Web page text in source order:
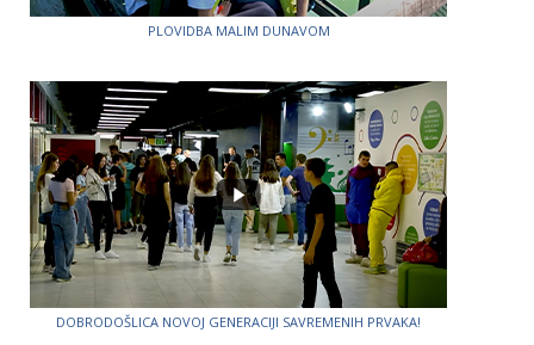
PLOVIDBA MALIM DUNAVOM
DOBRODOŠLICA NOVOJ GENERACIJI SAVREMENIH PRVAKA!